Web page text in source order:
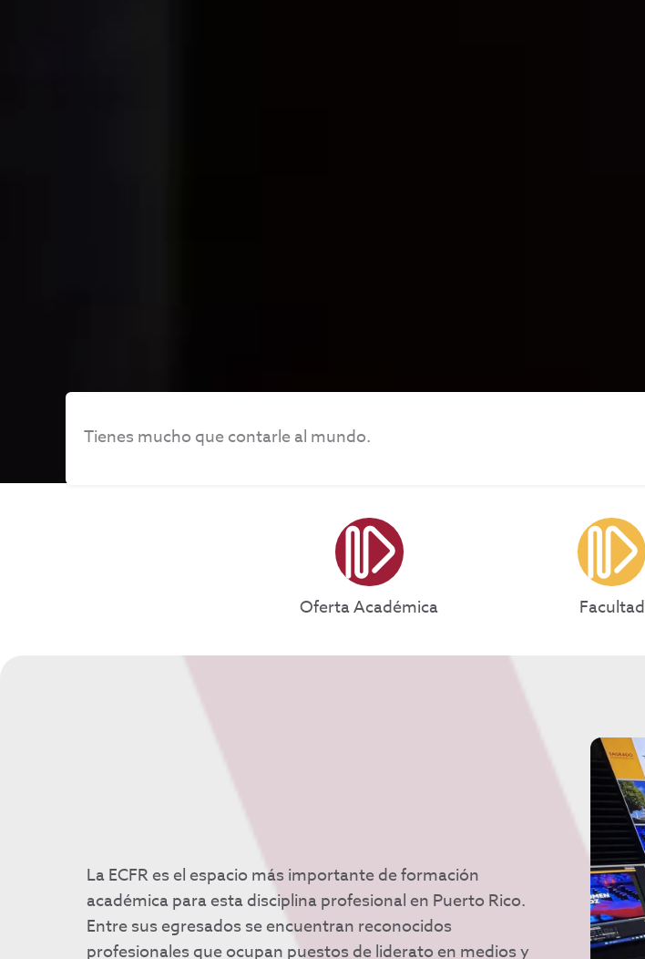
Tienes mucho que contarle al mundo.
Oferta Académica Facultad
La ECFR es el espacio más importante de formación
académica para esta disciplina profesional en Puerto Rico.
Entre sus egresados se encuentran reconocidos
profesionales que ocupan puestos de liderato en medios y